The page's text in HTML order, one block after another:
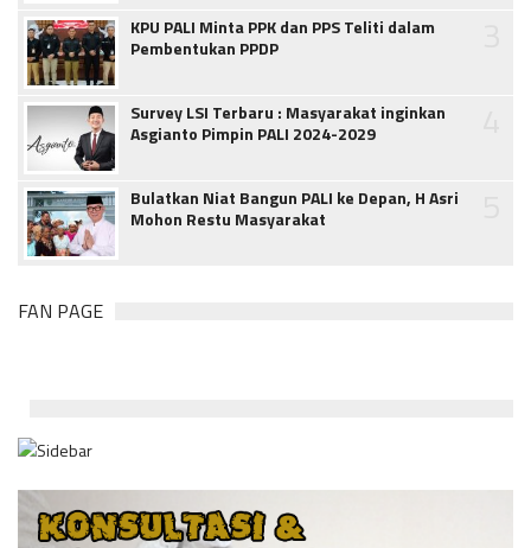
KPU PALI Minta PPK dan PPS Teliti dalam
Pembentukan PPDP
Survey LSI Terbaru : Masyarakat inginkan
Asgianto Pimpin PALI 2024-2029
Bulatkan Niat Bangun PALI ke Depan, H Asri
Mohon Restu Masyarakat
FAN PAGE